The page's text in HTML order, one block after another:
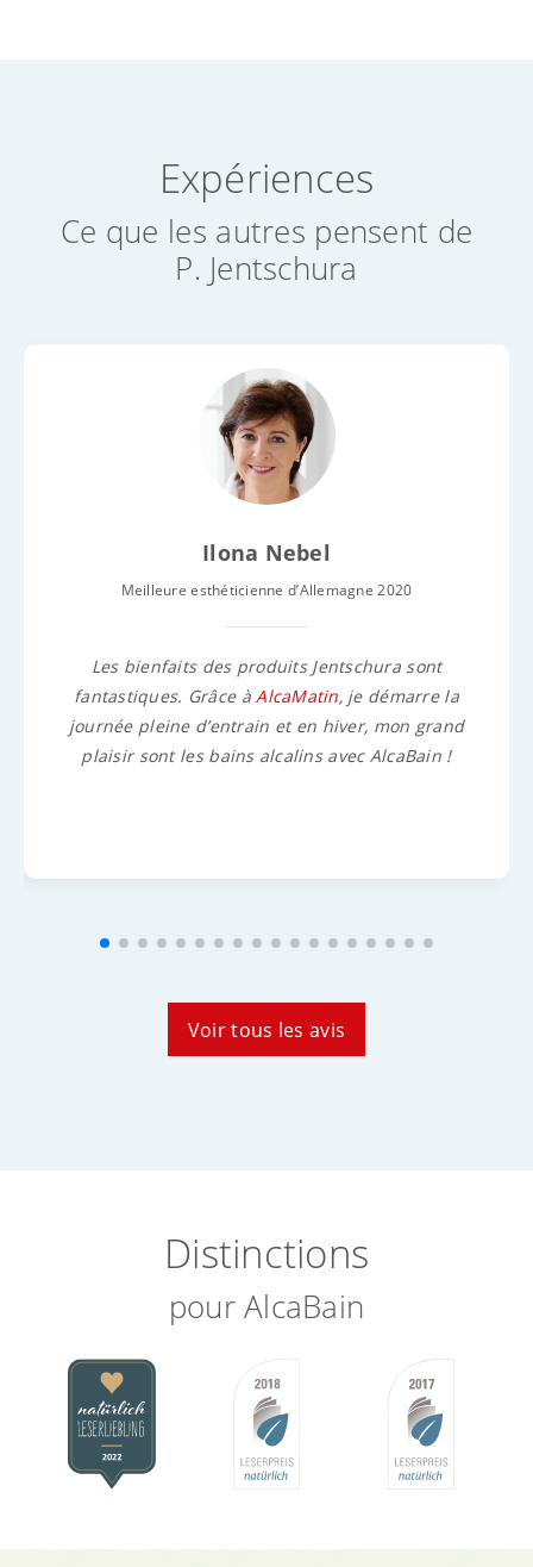
Expériences
Ce que les autres pensent de
P. Jentschura
Ilona Nebel
Meilleure esthéticienne d’Allemagne 2020
Les bienfaits des produits Jentschura sont
fantastiques. Grâce àAlcaMatin, je démarre la
journée pleine d’entrain et en hiver, mon grand
plaisir sont les bains alcalins avec AlcaBain !
Voir tous les avis
Distinctions
pour AlcaBain